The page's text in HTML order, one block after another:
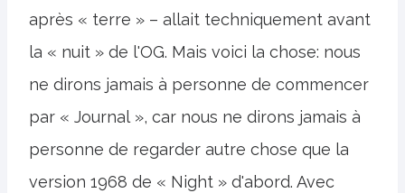
après « terre » – allait techniquement avant
la « nuit » de l'OG. Mais voici la chose: nous
ne dirons jamais à personne de commencer
par « Journal », car nous ne dirons jamais à
personne de regarder autre chose que la
version 1968 de « Night » d'abord. Avec